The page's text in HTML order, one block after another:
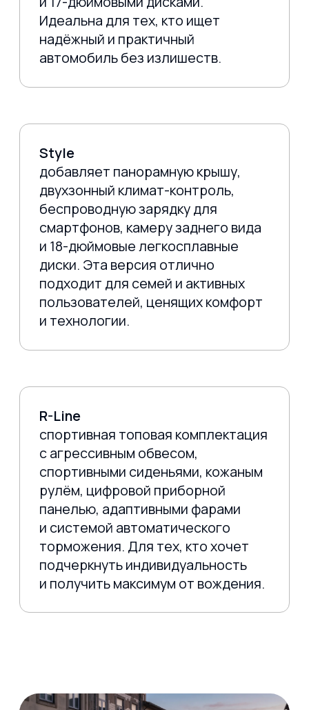
официальных импортёров, которые
предоставляют:
полную таможенную очистку,
гарантию производителя (до 3 лет),
сервисное обслуживание в
оригинальные ПТС и
Как сэкономить на
утильсборе?
Покупка через аккредитованного
импортёра — компании, имеющие
соглашения с производителем,
могут применять понижающие
Выбор модели, произведённой в
стране с преференциальным
режимом — китайские заводы
Volkswagen работают в рамках
международных соглашений, что
иногда позволяет применять
льготные ставки.
кроссоверов премиум-класса на
автомобиль старше 10 лет, вы
можете сдать его в утиль и
получить скидку до 100 000 рублей
на новый Volkswagen T-Roc.
Утилизационный сбор — обязательный
платёж при ввозе автомобиля в Россию.
Однако существует несколько законных
способов снизить его: